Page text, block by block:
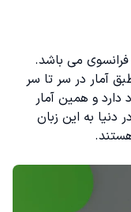
فرانسوی می باشد.
آمار در سر تا سر
وجود دارد و همین آمار
میلیون نفر در دنیا به این زبان